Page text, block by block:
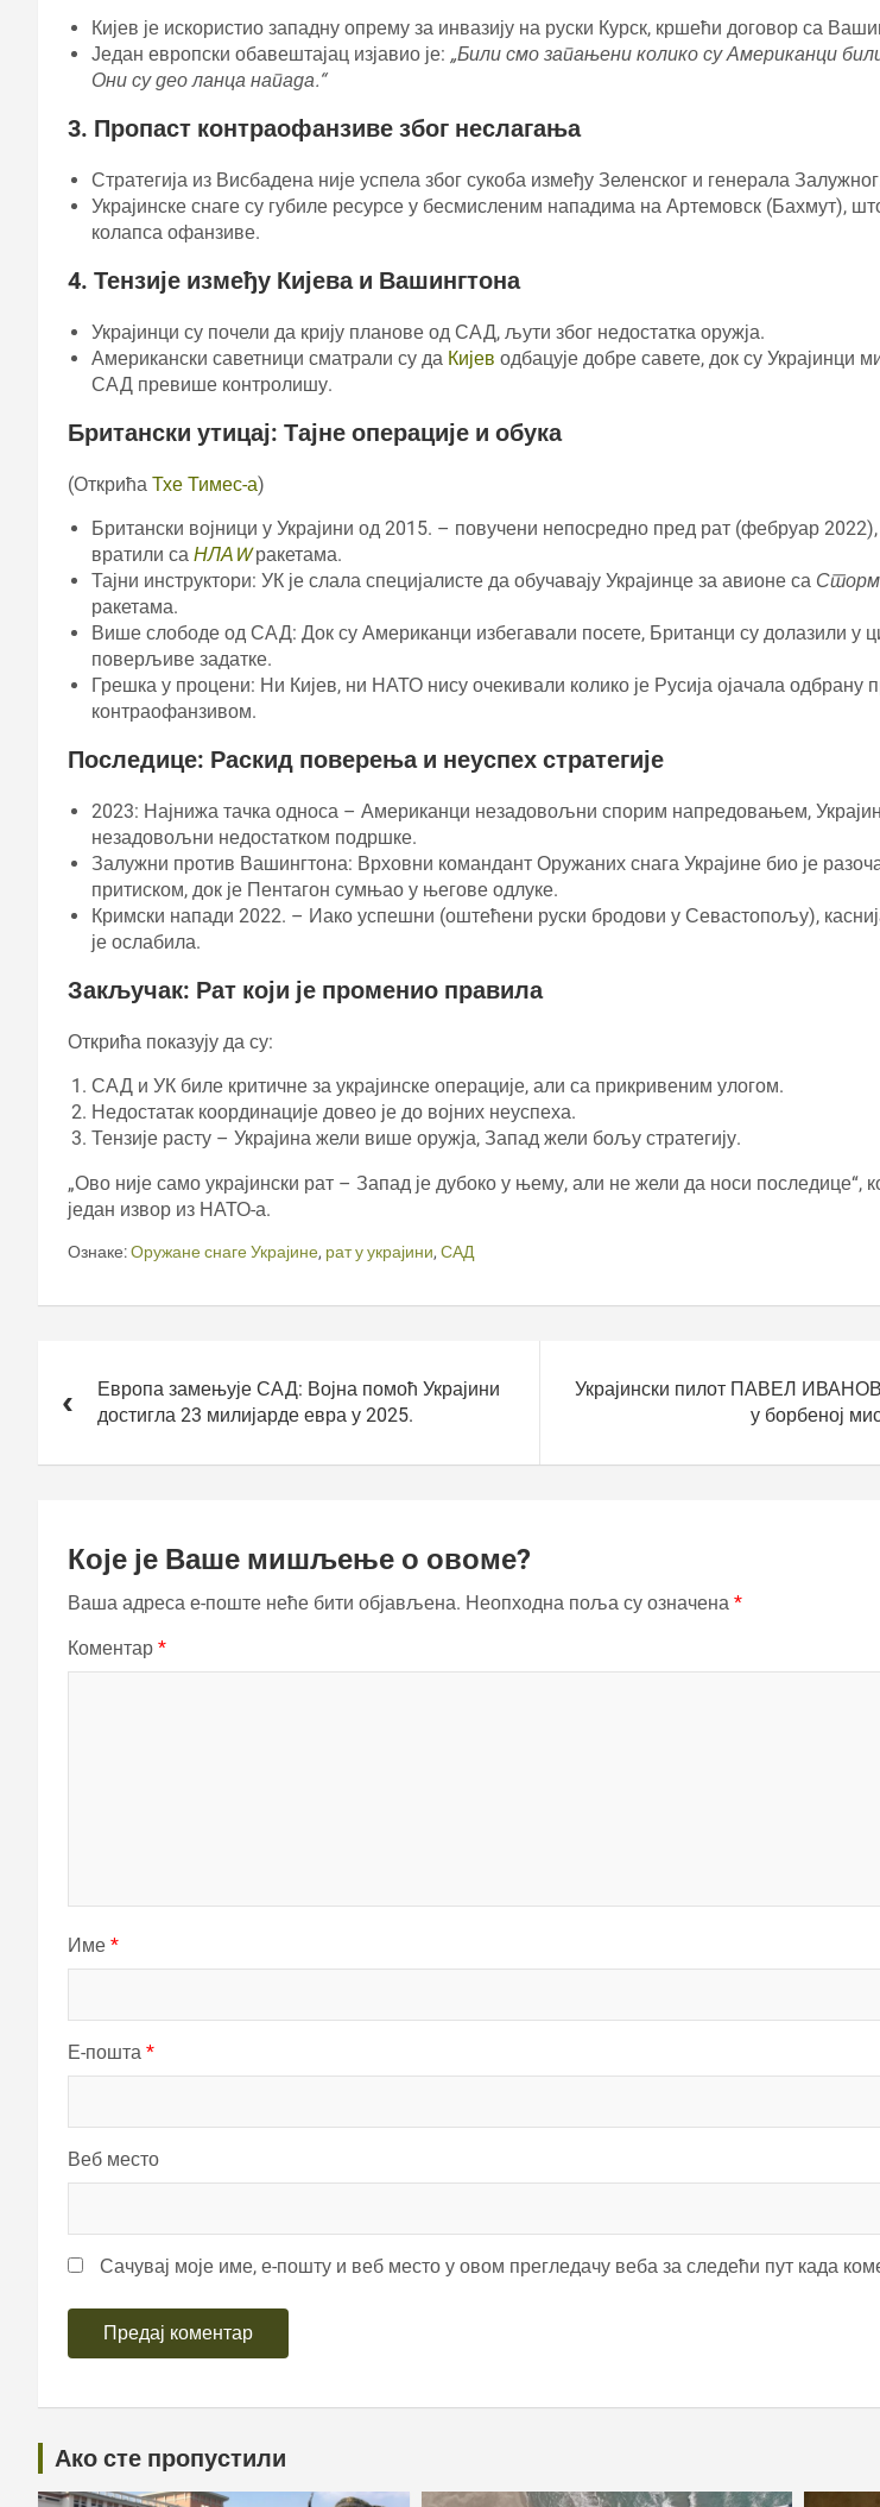
Кијев је искористио западну опрему за инвазију на руски Курск, кршећи договор са
Један европски обавештајац изјавио је: „Били смо запањени колико су Американци
Они су део ланца напада.“
3. Пропаст контраофанзиве због неслагања
Стратегија из Висбадена није успела због сукоба између Зеленског и генерала
Украјинске снаге су губиле ресурсе у бесмисленим нападима на Артемовск (Бахмут),
колапса офанзиве.
4. Тензије између Кијева и Вашингтона
Украјинци су почели да крију планове од САД, љути због недостатка оружја.
Американски саветници сматрали су да Кијев одбацује добре савете, док су Украјинци
САД превише контролишу.
Британски утицај: Тајне операције и обука
(Открића Тхе Тимес-а)
Британски војници у Украјини од 2015. – повучени непосредно пред рат (фебруар
вратили са НЛАW ракетама.
Тајни инструктори: УК је слала специјалисте да обучавају Украјинце за авионе са
ракетама.
Више слободе од САД: Док су Американци избегавали посете, Британци су долазили у
поверљиве задатке.
Грешка у процени: Ни Кијев, ни НАТО нису очекивали колико је Русија ојачала одбрану
контраофанзивом.
Последице: Раскид поверења и неуспех стратегије
2023: Најнижа тачка односа – Американци незадовољни спорим напредовањем,
незадовољни недостатком подршке.
Залужни против Вашингтона: Врховни командант Оружаних снага Украјине био је
притиском, док је Пентагон сумњао у његове одлуке.
Кримски напади 2022. – Иако успешни (оштећени руски бродови у Севастопољу),
је ослабила.
Закључак: Рат који је променио правила
Открића показују да су:
САД и УК биле критичне за украјинске операције, али са прикривеним улогом.
Недостатак координације довео је до војних неуспеха.
Тензије расту – Украјина жели више оружја, Запад жели бољу стратегију.
„Ово није само украјински рат – Запад је дубоко у њему, али не жели да носи последице“,
један извор из НАТО-а.
Ознаке:Оружане снаге Украјине, рат у украјини, САД
чланкаЕвропа замењује САД: Војна помоћ Украјини
достигла 23 милијарде евра у 2025.
Украјински пилот ПАВЕЛ
у борбеној
Које је Ваше мишљење о овоме?
Ваша адреса е-поште неће бити објављена. Неопходна поља су означена *
Коментар *
Име *
Е-пошта *
Веб место
Сачувај моје име, е-пошту и веб место у овом прегледачу веба за следећи пут када
Ако сте пропустили